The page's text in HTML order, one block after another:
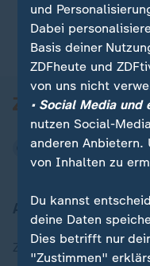
Aktuell bei ZDFheute
Zuletzt veröffentlicht
und
Dabei
Basis deiner
ZDFheute und
von uns nicht
• Social Media
nutzen Social-
anderen Anbietern.
von Inhalten zu
Du kannst
deine Daten
Dies betrifft nur
"Zustimmen"